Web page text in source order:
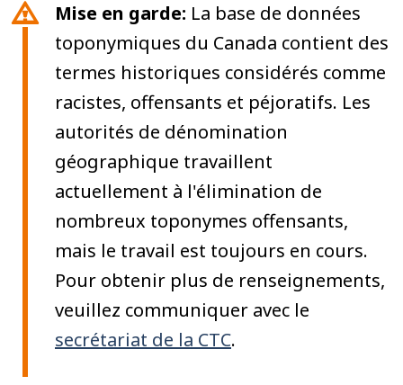
Mise en garde: La base de données
toponymiques du Canada contient des
termes historiques considérés comme
racistes, offensants et péjoratifs. Les
autorités de dénomination
géographique travaillent
actuellement à l'élimination de
nombreux toponymes offensants,
mais le travail est toujours en cours.
Pour obtenir plus de renseignements,
veuillez communiquer avec le
secrétariat de la CTC.